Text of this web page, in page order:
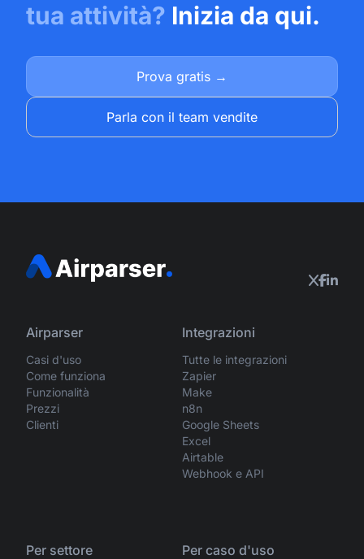
tua attività? Inizia da qui.
Prova gratis →
Parla con il team vendite
Airparser
Casi d'uso
Come funziona
Funzionalità
Prezzi
Clienti
Integrazioni
Tutte le integrazioni
Zapier
Make
n8n
Google Sheets
Excel
Airtable
Webhook e API
Per settore Per caso d'uso